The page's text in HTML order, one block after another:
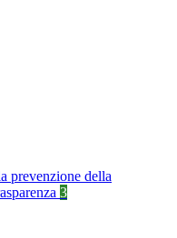
prevenzione della
3